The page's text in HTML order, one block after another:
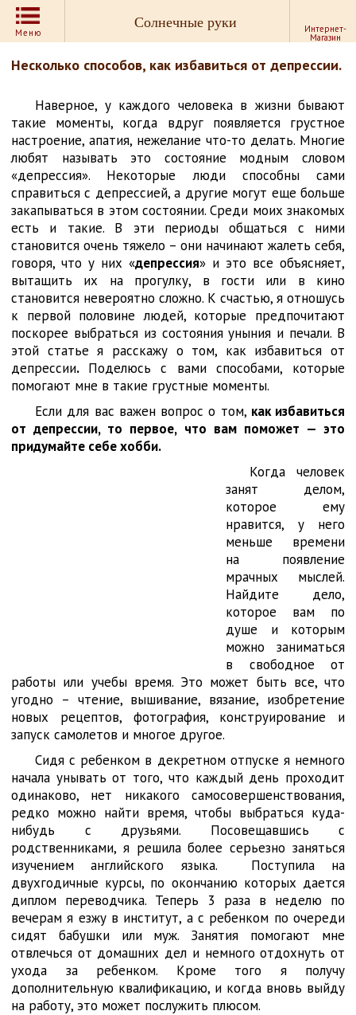
Меню
Солнечные руки Интернет-
Магазин
Несколько способов, как избавиться от депрессии.
Наверное, у каждого человека в жизни бывают
такие моменты, когда вдруг появляется грустное
настроение, апатия, нежелание что-то делать. Многие
любят называть это состояние модным словом
«депрессия». Некоторые люди способны сами
справиться с депрессией, а другие могут еще больше
закапываться в этом состоянии. Среди моих знакомых
есть и такие. В эти периоды общаться с ними
становится очень тяжело – они начинают жалеть себя,
говоря, что у них «депрессия» и это все объясняет,
вытащить их на прогулку, в гости или в кино
становится невероятно сложно. К счастью, я отношусь
к первой половине людей, которые предпочитают
поскорее выбраться из состояния уныния и печали. В
этой статье я расскажу о том, как избавиться от
депрессии. Поделюсь с вами способами, которые
помогают мне в такие грустные моменты.
Если для вас важен вопрос о том, как избавиться
от депрессии, то первое, что вам поможет — это
придумайте себе хобби.
Когда человек
занят делом,
которое ему
нравится, у него
меньше времени
на появление
мрачных мыслей.
Найдите дело,
которое вам по
душе и которым
можно заниматься
в свободное от
работы или учебы время. Это может быть все, что
угодно – чтение, вышивание, вязание, изобретение
новых рецептов, фотография, конструирование и
запуск самолетов и многое другое.
Сидя с ребенком в декретном отпуске я немного
начала унывать от того, что каждый день проходит
одинаково, нет никакого самосовершенствования,
редко можно найти время, чтобы выбраться куда-
нибудь с друзьями. Посовещавшись с
родственниками, я решила более серьезно заняться
изучением английского языка. Поступила на
двухгодичные курсы, по окончанию которых дается
диплом переводчика. Теперь 3 раза в неделю по
вечерам я езжу в институт, а с ребенком по очереди
сидят бабушки или муж. Занятия помогают мне
отвлечься от домашних дел и немного отдохнуть от
ухода за ребенком. Кроме того я получу
дополнительную квалификацию, и когда вновь выйду
на работу, это может послужить плюсом.